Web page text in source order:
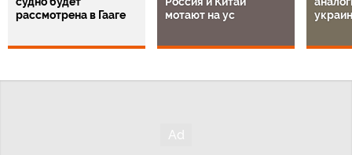
рассмотрена в Гааге
мотают на ус